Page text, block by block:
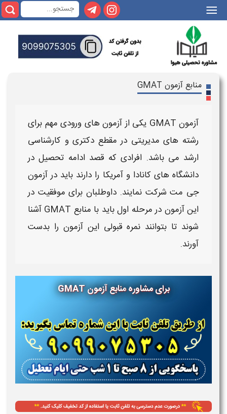
|||
منابع آزمون GMAT
آزمون GMAT یکی ازآزمون های ورودی مهم برای
رشته های مدیریتی در مقطع دکتری و کارشناسی
ارشد می باشد. افرادی که قصد ادامه تحصیل در
دانشگاه های کانادا و آمریکا را دارند باید درآزمون
جی مت شرکت نمایند. داوطلبان برای موفقیت در
اینآزمون در مرحله اول باید با منابع GMAT
آشنا
شوند تا بتوانند نمره قبولی اینآزمون را بدست
آورند.
برای مشاورهمنابع آزمونGMAT